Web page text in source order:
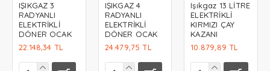
IŞIKGAZ 3
RADYANLI
ELEKTRİKLİ
DÖNER OCAK
22.148,34 TL
IŞIKGAZ 4
RADYANLI
ELEKTRİKLİ
DÖNER OCAK
24.479,75 TL
Işıkgaz 13 LİTRE
ELEKTRİKLİ
KIRMIZI ÇAY
KAZANI
10.879,89 TL